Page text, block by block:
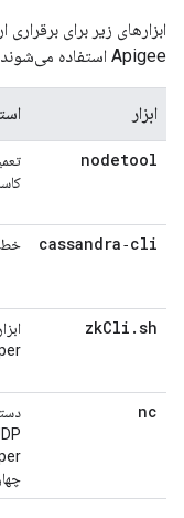
ابزارهای زیر برای
Apigee استفاده می‌شوند.
ابزار
nodetool
cassandra‑cli
خط
zkCli .sh
nc